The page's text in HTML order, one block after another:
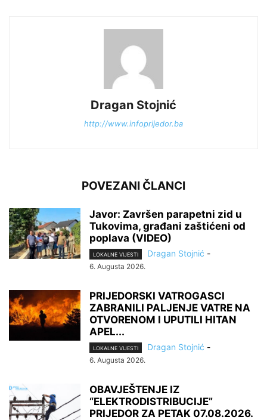
Dragan Stojnić
http://www.infoprijedor.ba
POVEZANI ČLANCI
Javor: Završen parapetni zid u
Tukovima, građani zaštićeni od
poplava (VIDEO)
LOKALNE VIJESTI Dragan Stojnić -
6. Augusta 2026.
PRIJEDORSKI VATROGASCI
ZABRANILI PALJENJE VATRE NA
OTVORENOM I UPUTILI HITAN
APEL...
LOKALNE VIJESTI Dragan Stojnić -
6. Augusta 2026.
OBAVJEŠTENJE IZ
“ELEKTRODISTRIBUCIJE”
PRIJEDOR ZA PETAK 07.08.2026.